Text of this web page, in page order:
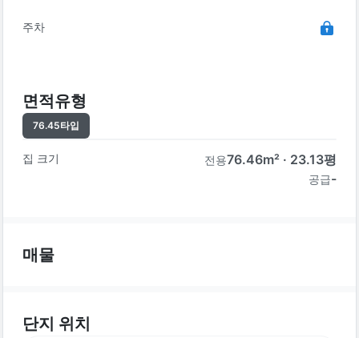
주차
면적유형
76.45타입
집 크기 전용76.46m² · 23.13평
공급-
매물
단지 위치